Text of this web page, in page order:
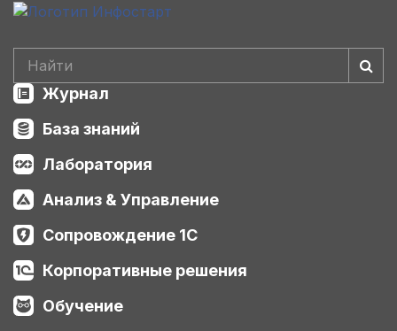
Журнал
База знаний
Лаборатория
Анализ & Управление
Сопровождение 1С
Корпоративные решения
Обучение